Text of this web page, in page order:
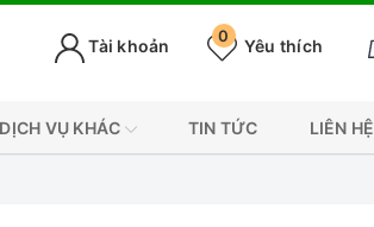
Yêu thích
0
Tài khoản
DỊCH VỤ KHÁC TIN TỨC LIÊN HỆ